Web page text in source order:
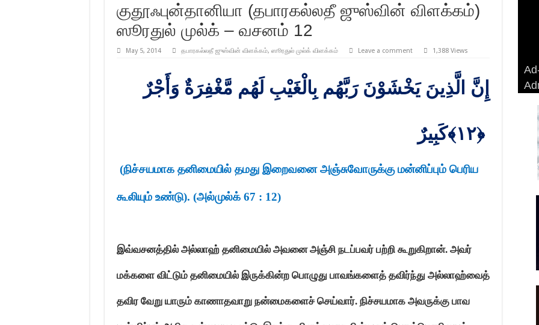
குதூஃபுன்தானியா (தபாரகல்லதீ ஜுஸ்வின் விளக்கம்)
ஸூரதுல் முல்க் – வசனம் 12
May 5, 2014 தபாரகல்லதீ ஜுஸ்வின் விளக்கம், ஸூரதுல் முல்க் விளக்கம் Leave a comment 1,388 Views
إِنَّ الَّذِينَ يَخْشَوْنَ رَبَّهُم بِالْغَيْبِ لَهُم مَّغْفِرَةٌ وَأَجْرٌ
كَبِيرٌ
﴿١٢﴾
(நிச்சயமாக தனிமையில் தமது இறைவனை அஞ்சுவோருக்கு மன்னிப்பும் பெரிய
கூலியும் உண்டு). (அல்முல்க் 67 : 12)
இவ்வசனத்தில் அல்லாஹ் தனிமையில் அவனை அஞ்சி நடப்பவர் பற்றி கூறுகிறான். அவர்
மக்களை விட்டும் தனிமையில் இருக்கின்ற பொழுது பாவங்களைத் தவிர்ந்து அல்லாஹ்வைத்
தவிர வேறு யாரும் காணாதவாறு நன்மைகளைச் செய்வார். நிச்சயமாக அவருக்கு பாவ